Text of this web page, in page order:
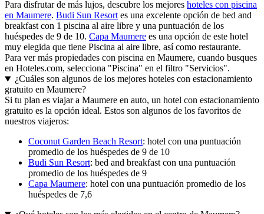
Para disfrutar de más lujos, descubre los mejores hoteles con piscina
en Maumere. Budi Sun Resort es una excelente opción de bed and
breakfast con 1 piscina al aire libre y una puntuación de los
huéspedes de 9 de 10. Capa Maumere es una opción de este hotel
muy elegida que tiene Piscina al aire libre, así como restaurante.
Para ver más propiedades con piscina en Maumere, cuando busques
en Hoteles.com, selecciona "Piscina" en el filtro "Servicios".
¿Cuáles son algunos de los mejores hoteles con estacionamiento
gratuito en Maumere?
Si tu plan es viajar a Maumere en auto, un hotel con estacionamiento
gratuito es la opción ideal. Estos son algunos de los favoritos de
nuestros viajeros:
Coconut Garden Beach Resort: hotel con una puntuación
promedio de los huéspedes de 9 de 10
Budi Sun Resort: bed and breakfast con una puntuación
promedio de los huéspedes de 9
Capa Maumere: hotel con una puntuación promedio de los
huéspedes de 7,6